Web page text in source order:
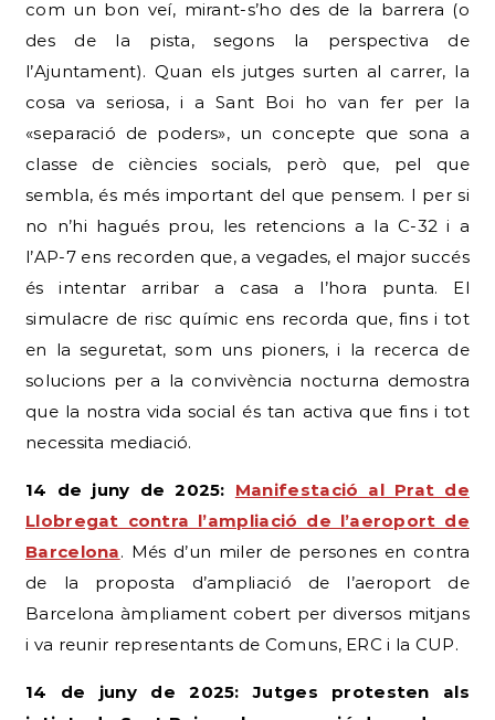
com un bon veí, mirant-s’ho des de la barrera (o
des de la pista, segons la perspectiva de
l’Ajuntament). Quan els jutges surten al carrer, la
cosa va seriosa, i a Sant Boi ho van fer per la
«separació de poders», un concepte que sona a
classe de ciències socials, però que, pel que
sembla, és més important del que pensem. I per si
no n’hi hagués prou, les retencions a la C-32 i a
l’AP-7 ens recorden que, a vegades, el major succés
és intentar arribar a casa a l’hora punta. El
simulacre de risc químic ens recorda que, fins i tot
en la seguretat, som uns pioners, i la recerca de
solucions per a la convivència nocturna demostra
que la nostra vida social és tan activa que fins i tot
necessita mediació.
14 de juny de 2025: Manifestació al Prat de
Llobregat contra l’ampliació de l’aeroport de
Barcelona. Més d’un miler de persones en contra
de la proposta d’ampliació de l’aeroport de
Barcelona àmpliament cobert per diversos mitjans
i va reunir representants de Comuns, ERC i la CUP.
14 de juny de 2025: Jutges protesten als